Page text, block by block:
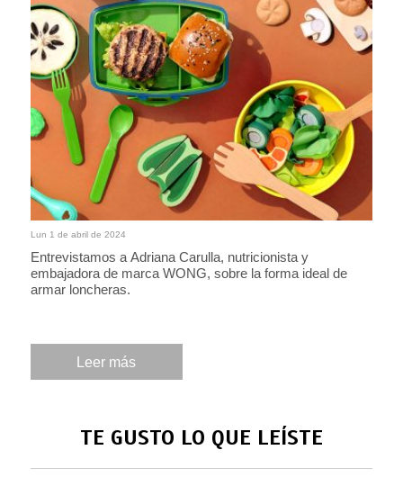
Lun 1 de abril de 2024
Entrevistamos a Adriana Carulla, nutricionista y
embajadora de marca WONG, sobre la forma ideal de
armar loncheras.
Leer más
TE GUSTO LO QUE LEÍSTE